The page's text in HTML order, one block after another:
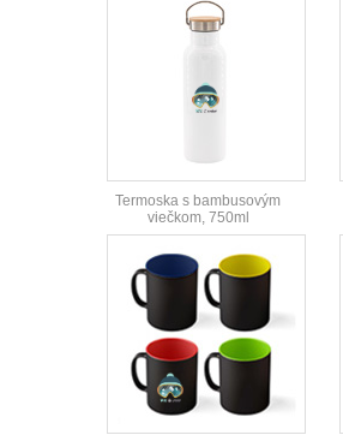
Termoska s bambusovým
viečkom, 750ml